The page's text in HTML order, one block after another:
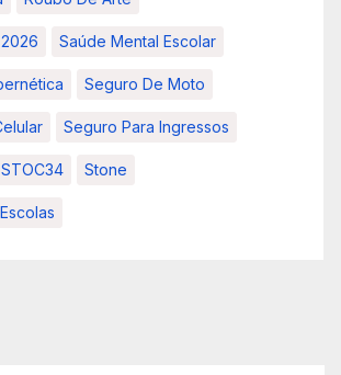
Saúde Mental Escolar
Seguro De Moto
Seguro Para Ingressos
STOC34 Stone